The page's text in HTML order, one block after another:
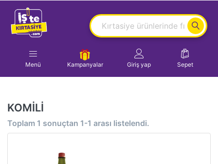
Menü Kampanyalar Giriş yap Sepet
KOMİLİ
Toplam 1 sonuçtan 1-1 arası listelendi.